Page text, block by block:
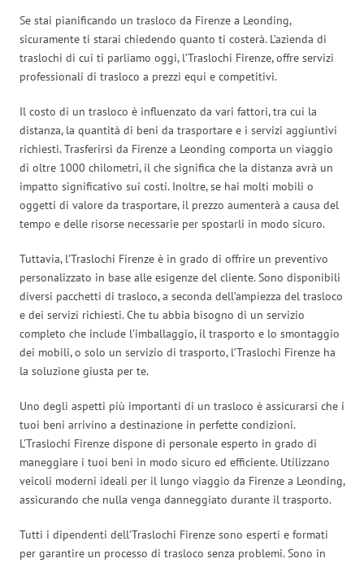
Se stai pianificando un trasloco da Firenze a Leonding,
sicuramente ti starai chiedendo quanto ti costerà. L’azienda di
traslochi di cui ti parliamo oggi, l’Traslochi Firenze, offre servizi
professionali di trasloco a prezzi equi e competitivi.
Il costo di un trasloco è influenzato da vari fattori, tra cui la
distanza, la quantità di beni da trasportare e i servizi aggiuntivi
richiesti. Trasferirsi da Firenze a Leonding comporta un viaggio
di oltre 1000 chilometri, il che significa che la distanza avrà un
impatto significativo sui costi. Inoltre, se hai molti mobili o
oggetti di valore da trasportare, il prezzo aumenterà a causa del
tempo e delle risorse necessarie per spostarli in modo sicuro.
Tuttavia, l’Traslochi Firenze è in grado di offrire un preventivo
personalizzato in base alle esigenze del cliente. Sono disponibili
diversi pacchetti di trasloco, a seconda dell’ampiezza del trasloco
e dei servizi richiesti. Che tu abbia bisogno di un servizio
completo che include l’imballaggio, il trasporto e lo smontaggio
dei mobili, o solo un servizio di trasporto, l’Traslochi Firenze ha
la soluzione giusta per te.
Uno degli aspetti più importanti di un trasloco è assicurarsi che i
tuoi beni arrivino a destinazione in perfette condizioni.
L’Traslochi Firenze dispone di personale esperto in grado di
maneggiare i tuoi beni in modo sicuro ed efficiente. Utilizzano
veicoli moderni ideali per il lungo viaggio da Firenze a Leonding,
assicurando che nulla venga danneggiato durante il trasporto.
Tutti i dipendenti dell’Traslochi Firenze sono esperti e formati
per garantire un processo di trasloco senza problemi. Sono in